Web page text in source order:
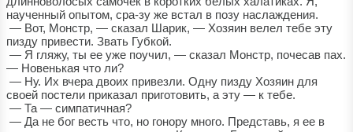
наученный опытом, сра-зу же встал в позу наслаждения.
— Вот, Монстр, — сказал Шарик, — Хозяин велел тебе эту
пизду привести. Звать Губкой.
— Я гляжу, ты ее уже поучил, — сказал Монстр, почесав пах.
— Новенькая что ли?
— Ну. Их вчера двоих привезли. Одну пизду Хозяин для
своей постели приказал приготовить, а эту — к тебе.
— Та — симпатичная?
— Да не бог весть что, но гонору много. Представь, я ее в